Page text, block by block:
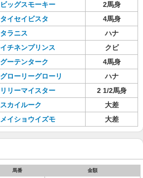
ビッグスモーキー
2馬身
タイセイビスタ
4馬身
タラニス
ハナ
イチネンプリンス
クビ
グーテンターク
4馬身
グローリーグローリ
ハナ
リリーマイスター
2 1/2馬身
スカイルーク
大差
メイショウイズモ 大差
馬番 金額